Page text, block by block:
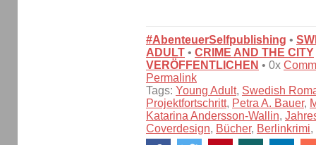
#AbenteuerSelfpublishing •
ADULT • CRIME AND THE CITY
VERÖFFENTLICHEN • 0x
Permalink
Tags: Young Adult, Swedish
Projektfortschritt, Petra A. Bauer,
Katarina Andersson-Wallin,
Coverdesign, Bücher, Berlinkrimi,